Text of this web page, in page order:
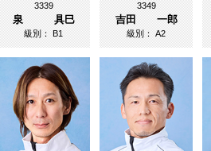
3339
泉 具巳
級別：B1
3349
吉田 一郎
級別：A2